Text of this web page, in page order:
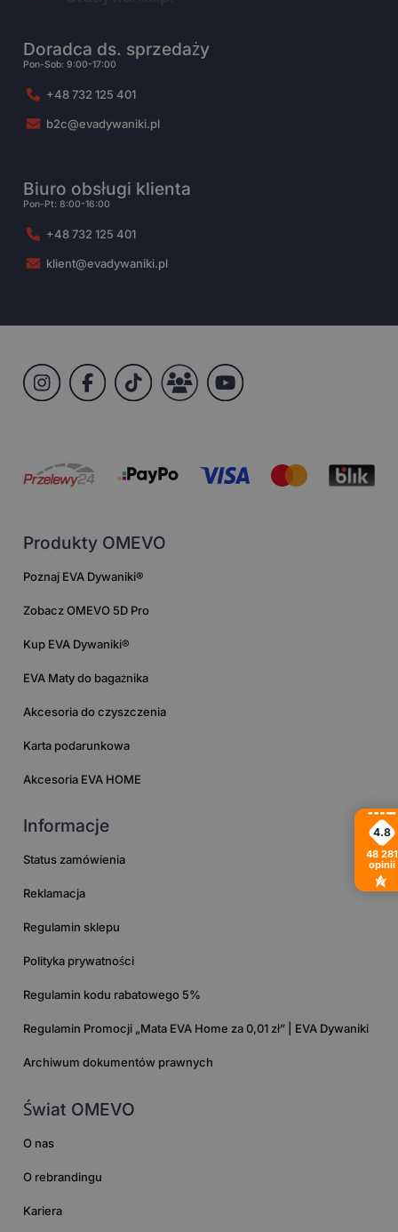
Doradca ds. sprzedaży
Pon-Sob: 9:00-17:00
+48 732 125 401
b2c@evadywaniki.pl
Biuro obsługi klienta
Pon-Pt: 8:00-16:00
+48 732 125 401
klient@evadywaniki.pl
Produkty OMEVO
Poznaj EVA Dywaniki®
Zobacz OMEVO 5D Pro
Kup EVA Dywaniki®
EVA Maty do bagażnika
Akcesoria do czyszczenia
Karta podarunkowa
Akcesoria EVA HOME
Informacje
Status zamówienia
Reklamacja
Regulamin sklepu
Polityka prywatności
Regulamin kodu rabatowego 5%
Regulamin Promocji „Mata EVA Home za 0,01 zł” | EVA Dywaniki
Archiwum dokumentów prawnych
Świat OMEVO
O nas
O rebrandingu
Kariera
4.8
48 281
opinii